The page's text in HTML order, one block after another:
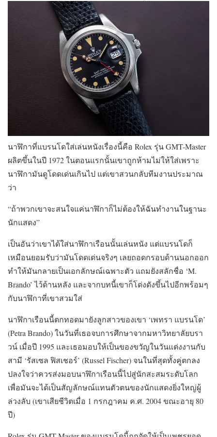
นาฬิกาที่แบรนโดใส่เล่นหนังเรื่องนี้คือ Rolex รุ่น GMT-Master
ผลิตขึ้นในปี 1972 ในตอนแรกนั้นเขาถูกห้ามไม่ให้ใส่เพราะ
นาฬิกามันดูโดดเด่นเกินไป แต่เขาสวนกลับทีมงานประมาณ
ว่า
“ถ้าพวกเขาจะสนใจแค่นาฬิกาก็ไม่ต้องให้ฉันทำงานในฐานะ
นักแสดง”
เป็นอันว่าเขาได้ใส่นาฬิกาเรือนนั้นเล่นหนัง แต่แบรนโดก็
เหมือนยอมรับว่ามันโดดเด่นจริงๆ เลยถอดกรอบด้านนอกออก
ทำให้มันกลายเป็นเอกลักษณ์เฉพาะตัว แถมยังสลักชื่อ ‘M.
Brando’ ไว้ด้านหลัง และจากบทนี้เขาก็โด่งดังขึ้นไปอีกพร้อมๆ
กับนาฬิกาที่เขาสวมใส่
นาฬิกาเรือนนี้ตกทอดมายังลูกสาวของเขา ‘เพทรา แบรนโด’
(Petra Brando) ในวันที่เธอจบการศึกษาจากมหาวิทยาลัยบรา
วน์ เมื่อปี 1995 และเธอมอบให้เป็นของขวัญในวันแต่งงานกับ
สามี ‘รัสเซล ฟิสเชอร์’ (Russel Fischer) จนในที่สุดทั้งคู่ตกลง
ปลงใจว่าควรส่งมอบนาฬิกาเรือนนี้ไปสู่นักสะสมระดับโลก
เพื่อมันจะได้เป็นสัญลักษณ์แทนตัวตนของนักแสดงยิ่งใหญ่ผู้
ล่วงลับ (เขาเสียชีวิตเมื่อ 1 กรกฎาคม ค.ศ. 2004 ขณะอายุ 80
ปี)